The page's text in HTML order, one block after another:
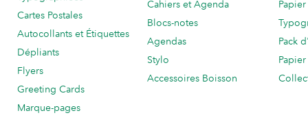
Cartes Postales
Autocollants et Étiquettes
Dépliants
Flyers
Greeting Cards
Marque-pages
Cahiers et Agenda
Blocs-notes
Agendas
Stylo
Accessoires Boisson
Pack